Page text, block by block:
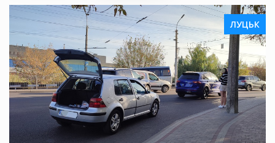
ЛУЦЬК